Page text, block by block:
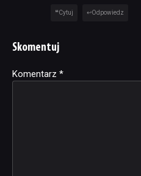
Cytuj Odpowiedz
Skomentuj
Komentarz *
Alternative: